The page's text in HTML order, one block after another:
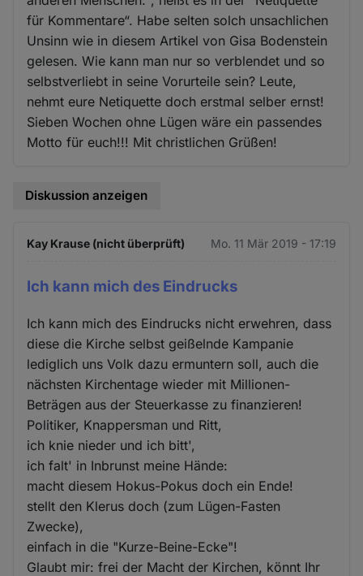
für Kommentare“. Habe selten solch unsachlichen
Unsinn wie in diesem Artikel von Gisa Bodenstein
gelesen. Wie kann man nur so verblendet und so
selbstverliebt in seine Vorurteile sein? Leute,
nehmt eure Netiquette doch erstmal selber ernst!
Sieben Wochen ohne Lügen wäre ein passendes
Motto für euch!!! Mit christlichen Grüßen!
Diskussion anzeigen
Kay Krause (nicht überprüft) Mo. 11 Mär 2019 - 17:19
Ich kann mich des Eindrucks
Ich kann mich des Eindrucks nicht erwehren, dass
diese die Kirche selbst geißelnde Kampanie
lediglich uns Volk dazu ermuntern soll, auch die
nächsten Kirchentage wieder mit Millionen-
Beträgen aus der Steuerkasse zu finanzieren!
Politiker, Knappersman und Ritt,
ich knie nieder und ich bitt',
ich falt' in Inbrunst meine Hände:
macht diesem Hokus-Pokus doch ein Ende!
stellt den Klerus doch (zum Lügen-Fasten
Zwecke),
einfach in die "Kurze-Beine-Ecke"!
Glaubt mir: frei der Macht der Kirchen, könnt Ihr